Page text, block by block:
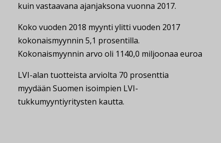
kuin vastaavana ajanjaksona vuonna 2017.
Koko vuoden 2018 myynti ylitti vuoden 2017
kokonaismyynnin 5,1 prosentilla.
Kokonaismyynnin arvo oli 1140,0 miljoonaa euroa
LVI-alan tuotteista arviolta 70 prosenttia
myydään Suomen isoimpien LVI-
tukkumyyntiyritysten kautta.